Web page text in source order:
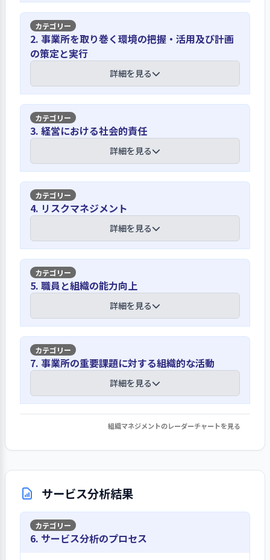
【講評】
保育理念・目標・方針を年度初め会議で
保育理念・目標・方針をホームページ
や入園のしおり等に明記し、職員には
入職時研修や年度初め会議にて確認し
ている。全体的な計画の冒頭に掲載
し、年齢別に養護と教育５領域に展開
し、年間指導計画・月間・週日案に具
体化し実践振り返りを行うことで理解
が深まるように努めている。計画と記
録はＩＣＴ化され記録に要する時間短
縮に繋がっているが、ＩＣＴの利便性
が勝り実践を振り返り話し合う機会が
少なくなっている懸念がある。保育目
標・方針を再確認し常に原点に戻って
実践を振り返る必要があるように思わ
年間重点目標を設定し「主体性を育む保
育」の取り組みなど方向性を示している
役割は業務分担表を明示し、キャリア
アップ計画として役割と求められる能
力が明示されている。年間事業計画の
重点目標を説明し園の方向性を示して
先として感染防止を徹底する③会議で
現場意見を重視した職員主体の運営を
図る④主任・副主任を中心に指導体制
を確立する⑤外部研修が困難なので内
部研修の充実を図る⑥働く環境の改善
を図る⑦個別面接とモチベーションの
2. 事業所を取り巻く環境の把握・活用及び計画
の策定と実行
詳細を見る
【講評】
園長会等様々な外部会議より情報を収集
し戦略的な課題を抽出している
地域園長会や私立保育園連盟園長会、
全国私立保育園連盟等の研修等に参加
し、保育園を取り巻く環境条件の変化
や方向性の情報を収集し、園の取り組
みを検討している。利用者ニーズは現
在は待機児童問題であるが、地域的に
は定員割れも生じ、園の存在価値が問
われると認識している。アンケートによ
る利用者ニーズはコロナ禍での子ども
の活動ニーズが高いと思われる。保育士
の人材不足も最重要課題であり、保育
士の確保が安定した運営の前提条件で
あり職員の確保・育成・定着率向上が
重要課題と認識している。
保育の見える化や働きやすい職場づく
り、職員育成など重要目標としている
識し、保育内容の見える化と利用者の
た、新型コロナ感染防止対策と発生し
た場合の対応、職員の安心・安全の確
保・安心して働ける職場づくりを重要
3. 経営における社会的責任
詳細を見る
【講評】
人権擁護のためのセルフチェックリスト
を活用し話し合い実践に努めている
全国保育士会「保育所・認定こども園
等における 人権擁護のためのセルフ
チェックリスト 子どもを尊重する保
育のために」や東京都人権啓発センタ
ー 人権研修資料を活用して研修し、
チェックリストを活用して職員同士で
感じたことや保育の中での改善点など
を話し合い共有して日々の保育に活か
すようにしている。虐待に関してもチ
ェックリトを活用し言動を振り返る様
にしている。万が一虐待を受けている
疑いが発生した場合は虐待防止マニュ
様に努めている。
苦情解決制度の保護者理解は進んでいる
がさらに努力が求められる
4. リスクマネジメント
詳細を見る
【講評】
新型コロナウイルス感染対策基本方針を
作成し徹底している
行政のガイドラインを基に「かみこま
つ保育園新型コロナウイルス感染対策
基本方針」を策定し、基本原則の検
温・健康管理、手洗い、消毒、マスク
着用を徹底し、保育体制に関しては人
員を増員し、急な体調不良は無理せず
対してはを基本方針を配布し、子ども
を避けるため、分散降園の呼びかけや
子どもの体調不良の際はできる限り登
園を控えて頂くなど、感染拡大防止対策
の協力をお願いしている。
5. 職員と組織の能力向上
詳細を見る
【講評】
新人は相談し易い体制を作り皆で育成し
ているが育成体系の整備が望まれる
園長が保育士養成の専門学校の講師を
確保のルートができる様に努めてい
る。新人育成は研修を３日間行い、配
となり何でも相談し易い体制で皆で育
成している。また、入職後１カ月後に
主任と面談を行い、新任職員の困って
いることなどをヒアリングし丁寧な育
7. 事業所の重要課題に対する組織的な活動
詳細を見る
1. 事業所の重要課題に対して、目標設定・取り
1. 事業所の理念・基本方針の実現を図る上での重要課
題について、前年度具体的な目標を設定して取り組
組織マネジメントのレーダーチャートを見る
サービス分析結果
6. サービス分析のプロセス